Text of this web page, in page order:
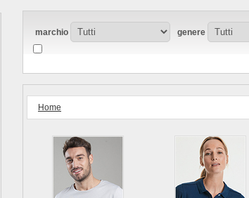
marchio genere
Home